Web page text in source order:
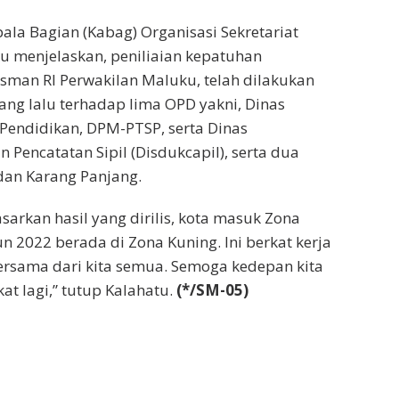
Bagian (Kabag) Organisasi Sekretariat
menjelaskan, peniliaian kepatuhan
RI Perwakilan Maluku, telah dilakukan
lalu terhadap lima OPD yakni, Dinas
DPM-PTSP, serta Dinas
Pencatatan Sipil (Disdukcapil), serta dua
Karang Panjang.
hasil yang dirilis, kota masuk Zona
2022 berada di Zona Kuning. Ini berkat kerja
dari kita semua. Semoga kedepan kita
lagi,” tutup Kalahatu. (*/SM-05)